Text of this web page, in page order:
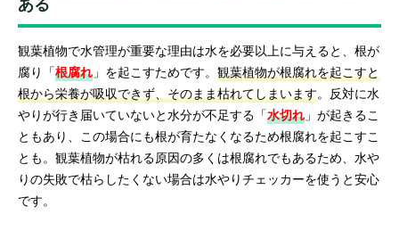
観葉植物で水管理が重要な理由は水を必要以上に与えると、根が
腐り「根腐れ 」を起こすためです。 観葉植物が根腐れを起こすと
根から栄養が吸収できず、そのまま枯れてしまいます。反対に水
やりが行き届いていないと水分が不足する「水切れ 」が起きるこ
ともあり、この場合にも根が育たなくなるため根腐れを起こすこ
とも。観葉植物が枯れる原因の多くは根腐れでもあるため、水や
りの失敗で枯らしたくない場合は水やりチェッカーを使うと安心
です。